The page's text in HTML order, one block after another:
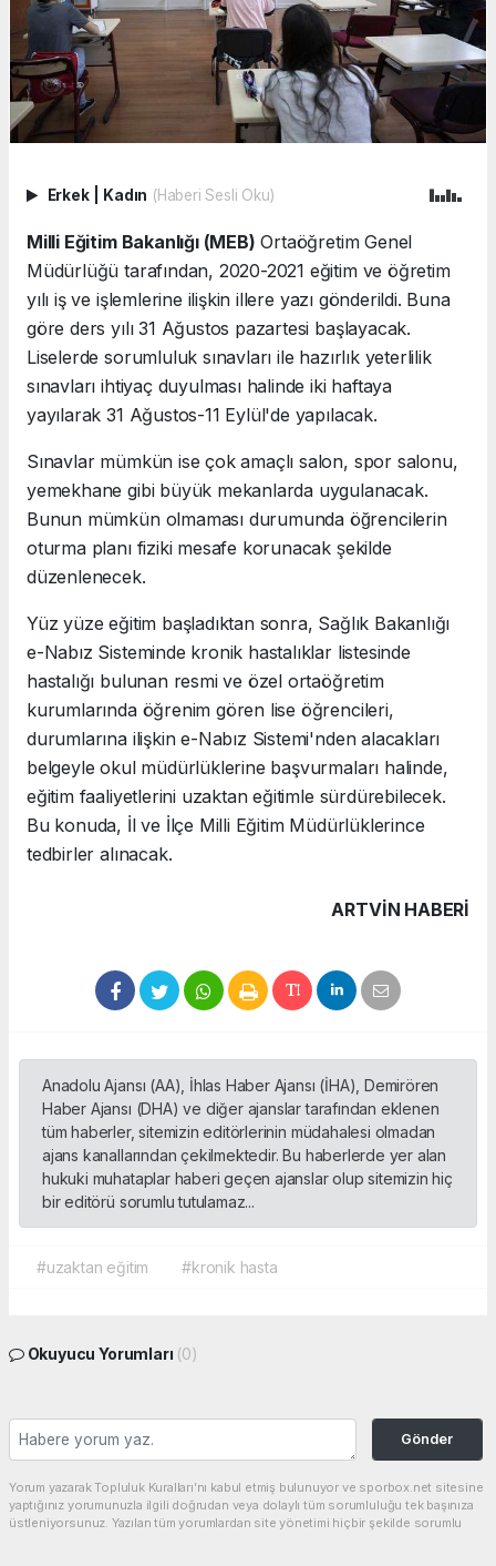
Erkek Kadın (Haberi Sesli Oku)
Milli Eğitim Bakanlığı (MEB) Ortaöğretim Genel
Müdürlüğü tarafından, 2020-2021 eğitim ve öğretim
yılı iş ve işlemlerine ilişkin illere yazı gönderildi. Buna
göre ders yılı 31 Ağustos pazartesi başlayacak.
Liselerde sorumluluk sınavları ile hazırlık yeterlilik
sınavları ihtiyaç duyulması halinde iki haftaya
yayılarak 31 Ağustos-11 Eylül'de yapılacak.
Sınavlar mümkün ise çok amaçlı salon, spor salonu,
yemekhane gibi büyük mekanlarda uygulanacak.
Bunun mümkün olmaması durumunda öğrencilerin
oturma planı fiziki mesafe korunacak şekilde
düzenlenecek.
Yüz yüze eğitim başladıktan sonra, Sağlık Bakanlığı
e-Nabız Sisteminde kronik hastalıklar listesinde
hastalığı bulunan resmi ve özel ortaöğretim
kurumlarında öğrenim gören lise öğrencileri,
durumlarına ilişkin e-Nabız Sistemi'nden alacakları
belgeyle okul müdürlüklerine başvurmaları halinde,
eğitim faaliyetlerini uzaktan eğitimle sürdürebilecek.
Bu konuda, İl ve İlçe Milli Eğitim Müdürlüklerince
tedbirler alınacak.
ARTVIN HABERİ
Anadolu Ajansı (AA), İhlas Haber Ajansı (İHA), Demirören
Haber Ajansı (DHA) ve diğer ajanslar tarafından eklenen
tüm haberler, sitemizin editörlerinin müdahalesi olmadan
ajans kanallarından çekilmektedir. Bu haberlerde yer alan
hukuki muhataplar haberi geçen ajanslar olup sitemizin hiç
bir editörü sorumlu tutulamaz...
#uzaktan eğitim #kronik hasta
Okuyucu Yorumları (0)
Gönder
Yorum yazarak Topluluk Kuralları’nı kabul etmiş bulunuyor ve sporbox.net sitesine
yaptığınız yorumunuzla ilgili doğrudan veya dolaylı tüm sorumluluğu tek başınıza
üstleniyorsunuz. Yazılan tüm yorumlardan site yönetimi hiçbir şekilde sorumlu